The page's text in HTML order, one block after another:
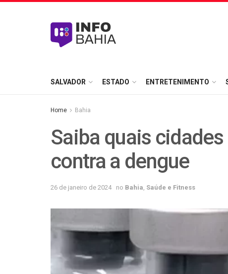
SALVADOR ESTADO ENTRETENIMENTO
Home Bahia
Saiba quais
contra a dengue
26 de janeiro de 2024 no Bahia Saúde e Fitness